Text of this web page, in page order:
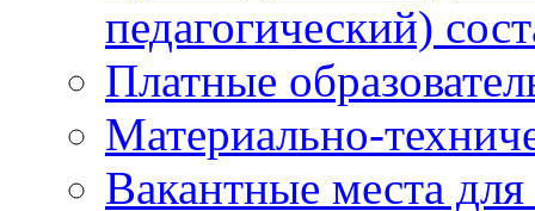
педагогический)
Платные
Материально-
Вакантные места